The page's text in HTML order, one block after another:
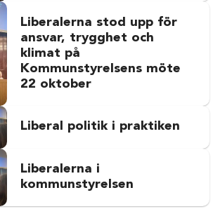
Liberalerna stod upp för
ansvar, trygghet och
klimat på
Kommunstyrelsens möte
22 oktober
Liberal politik i praktiken
Liberalerna i
kommunstyrelsen